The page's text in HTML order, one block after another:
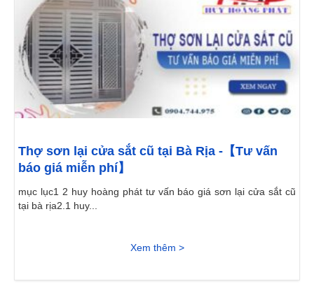
Thợ sơn lại cửa sắt cũ tại Bà Rịa -【Tư vấn
báo giá miễn phí】
mục lục1 2 huy hoàng phát tư vấn báo giá sơn lại cửa sắt cũ
tại bà rịa2.1 huy...
Xem thêm >